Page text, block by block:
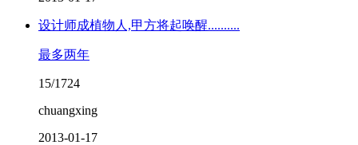
设计师成植物人,甲方将起唤醒..........
最多两年
15/1724
chuangxing
2013-01-17